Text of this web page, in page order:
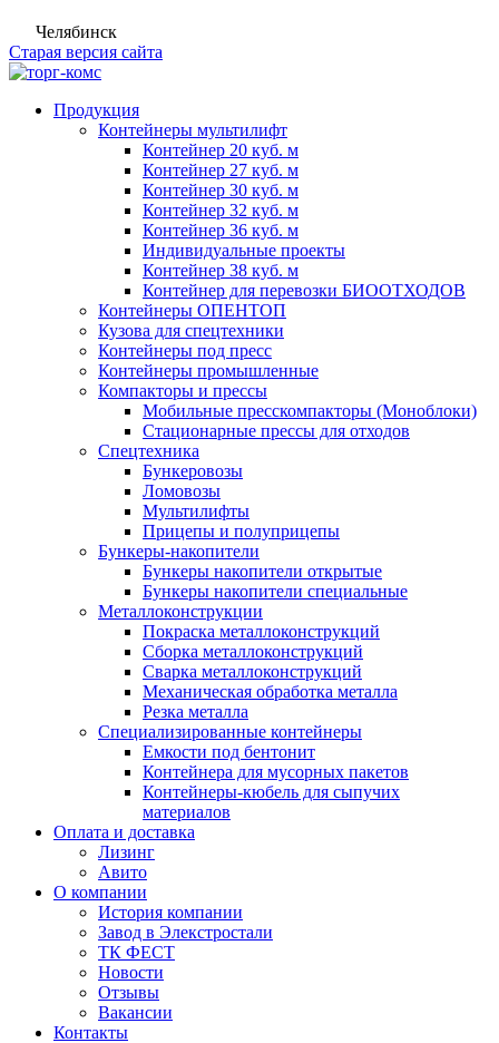
Челябинск
Старая версия сайта
Продукция
Контейнеры мультилифт
Контейнер 20 куб. м
Контейнер 27 куб. м
Контейнер 30 куб. м
Контейнер 32 куб. м
Контейнер 36 куб. м
Индивидуальные проекты
Контейнер 38 куб. м
Контейнер для перевозки БИООТХОДОВ
Контейнеры ОПЕНТОП
Кузова для спецтехники
Контейнеры под пресс
Контейнеры промышленные
Компакторы и прессы
Мобильные пресскомпакторы (Моноблоки)
Стационарные прессы для отходов
Спецтехника
Бункеровозы
Ломовозы
Мультилифты
Прицепы и полуприцепы
Бункеры-накопители
Бункеры накопители открытые
Бункеры накопители специальные
Металлоконструкции
Покраска металлоконструкций
Сборка металлоконструкций
Сварка металлоконструкций
Механическая обработка металла
Резка металла
Специализированные контейнеры
Емкости под бентонит
Контейнера для мусорных пакетов
Контейнеры-кюбель для сыпучих
материалов
Оплата и доставка
Лизинг
Авито
О компании
История компании
Завод в Элекстростали
ТК ФЕСТ
Новости
Отзывы
Вакансии
Контакты